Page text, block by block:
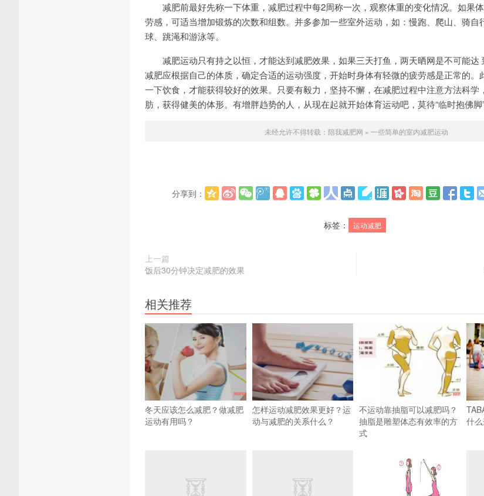
减肥前最好先称一下体重，减肥过程中每2周称一次，观察体重的变化情况。如果
劳感，可适当增加锻炼的次数和组数。并多参加一些室外运动，如：慢跑、爬山、骑自
球、跳渑和游泳等。
减肥运动只有持之以恒，才能达到减肥效果，如果三天打鱼，两天晒网是不可能达
减肥应根据自己的体质，确定合适的运动强度，开始时身体有轻微的疲劳感是正常的。
一下饮食，才能获得较好的效果。只要有毅力，坚持不懈，在减肥过程中注意方法科学
肪，获得健美的体形。有增胖趋势的人，从现在起就开始体育运动吧，莫待“临时抱佛脚
未经允许不得转载： 陪我减肥网 » 一些简单的室内减肥运动
分享到：
标签： 运动减肥
上一篇
饭后30分钟决定减肥的效果
相关推荐
冬天应该怎么减肥？做减肥
运动有用吗？
怎样运动减肥效果更好？运
动与减肥的关系什么？
不运动靠抽脂可以减肥吗？
抽脂是雕塑体态有效率的方
式
什